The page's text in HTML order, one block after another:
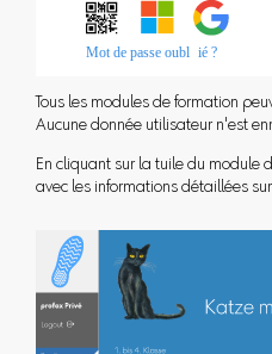
Tous les modules de formation
Aucune donnée utilisateur n'est
En cliquant sur la tuile du module
avec les informations détaillées